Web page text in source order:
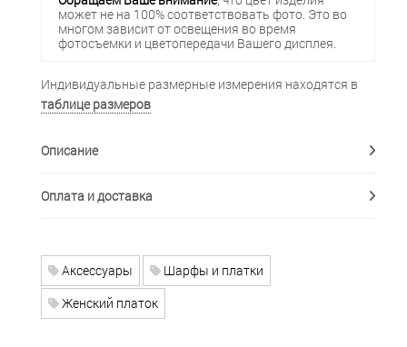
может не на 100% соответствовать фото. Это во
многом зависит от освещения во время
фотосъемки и цветопередачи Вашего дисплея.
Индивидуальные размерные измерения находятся в
таблице размеров
Описание
Оплата и доставка
Аксессуары
Шарфы и платки
Женский платок